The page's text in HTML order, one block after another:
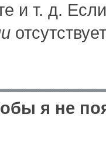
и т. д.
я не